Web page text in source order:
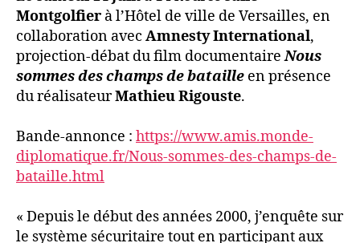
Montgolfier à l’Hôtel de ville de Versailles, en
collaboration avec Amnesty International,
projection-débat du film documentaireNous
sommes des champs de bataille en présence
du réalisateurMathieu Rigouste.
Bande-annonce : https://www.amis.monde-
diplomatique.fr/Nous-sommes-des-champs-de-
bataille.html
« Depuis le début des années 2000, j’enquête sur
le système sécuritaire tout en participant aux